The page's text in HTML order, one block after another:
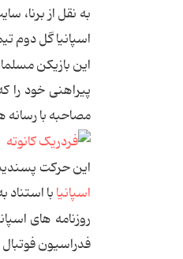
به نقل از برنا،
اسپانیا گل دوم
پیراهنی خود را
مصاحبه با
این حرکت
اسپانیابا استناد به
روزنامه های
فدراسیون